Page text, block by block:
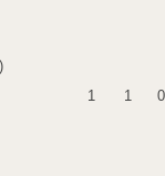
1 1 0